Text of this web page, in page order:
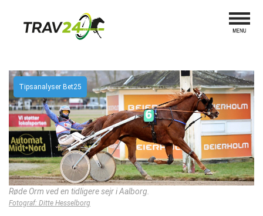
Tipsanalyser Bet25
Røde Orm ved en tidligere sejr i Aalborg.
Fotograf: Ditte Hesselborg